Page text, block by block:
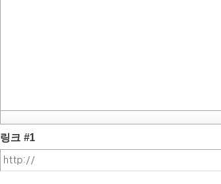
링크 #1